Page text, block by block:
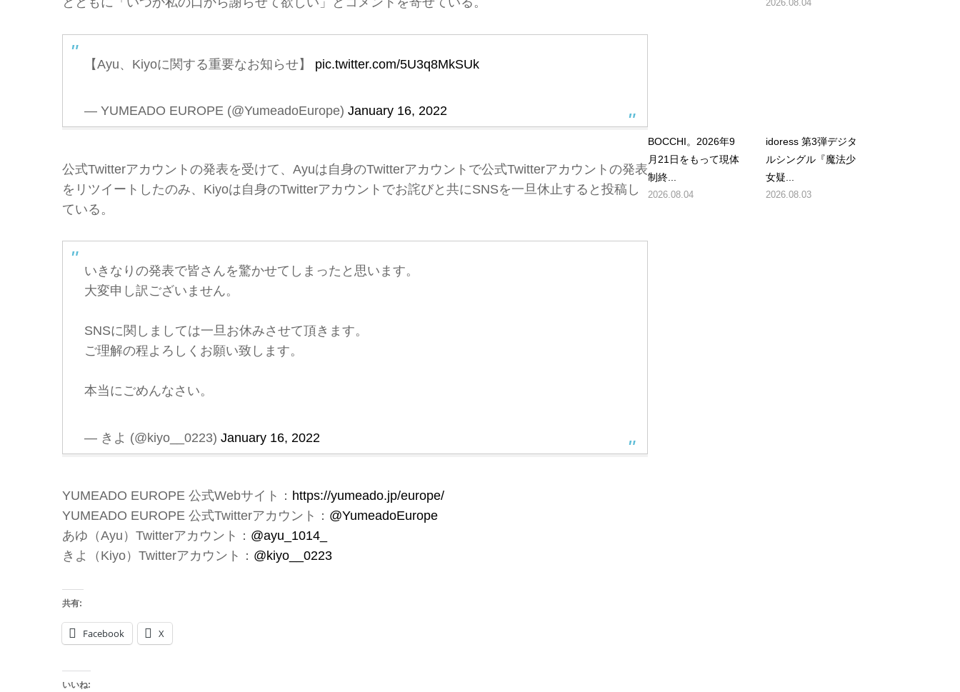
【Ayu、Kiyoに関する重要なお知らせ】 pic.twitter.com/5U3q8MkSUk
— YUMEADO EUROPE (@YumeadoEurope) January 16, 2022
公式Twitterアカウントの発表を受けて、Ayuは自身のTwitterアカウントで公式Twitterアカウントの発表
をリツイートしたのみ、Kiyoは自身のTwitterアカウントでお詫びと共にSNSを一旦休止すると投稿し
ている。
いきなりの発表で皆さんを驚かせてしまったと思います。
大変申し訳ございません。
SNSに関しましては一旦お休みさせて頂きます。
ご理解の程よろしくお願い致します。
本当にごめんなさい。
— きよ (@kiyo__0223) January 16, 2022
YUMEADO EUROPE 公式Webサイト： https://yumeado.jp/europe/
YUMEADO EUROPE 公式Twitterアカウント： @YumeadoEurope
あゆ（Ayu）Twitterアカウント： @ayu_1014_
きよ（Kiyo）Twitterアカウント： @kiyo__0223
共有:
Facebook X
いいね:
2026.08.04
BOCCHI。2026年9
月21日をもって現体
制終...
2026.08.04
idoress 第3弾デジタ
ルシングル『魔法少
女疑...
2026.08.03